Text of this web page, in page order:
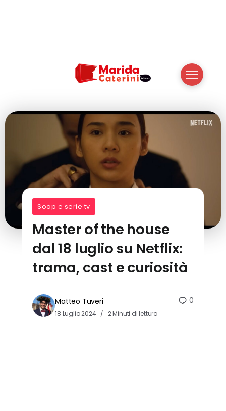
Soap e serie tv
Master of the house
dal 18 luglio su Netflix:
trama, cast e curiosità
Matteo Tuveri
18 Luglio 2024 2 Minuti di lettura
0